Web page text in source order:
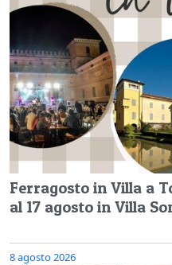
Ferragosto in Villa a
al 17 agosto in Villa
8 agosto 2026